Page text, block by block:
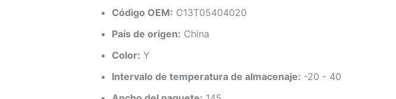
Código OEM: C13T05404020
País de origen: China
Color: Y
Intervalo de temperatura de almacenaje: -20 - 40